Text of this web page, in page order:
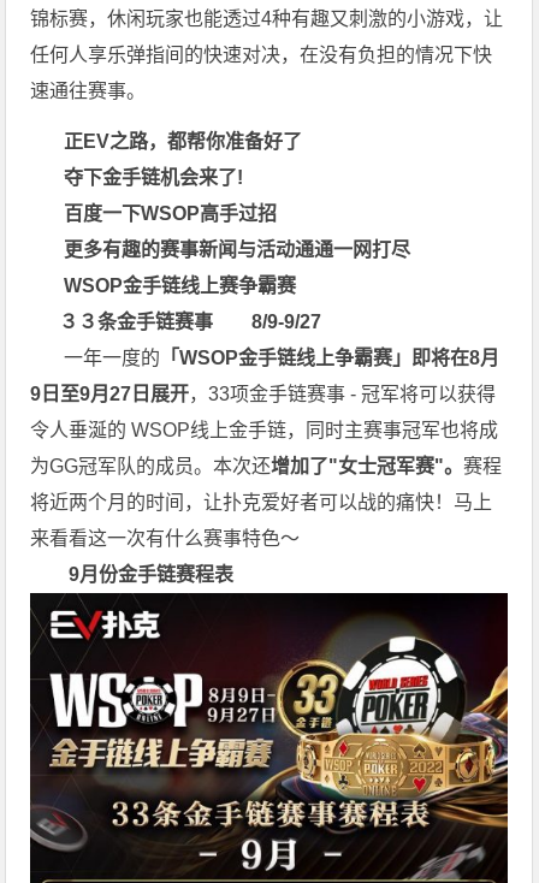
锦标赛，休闲玩家也能透过4种有趣又刺激的小游戏，让
任何人享乐弹指间的快速对决，在没有负担的情况下快
速通往赛事。
正EV之路，都帮你准备好了
夺下金手链机会来了!
百度一下WSOP高手过招
更多有趣的赛事新闻与活动通通一网打尽
WSOP金手链线上赛争霸赛
３３条金手链赛事 8/9-9/27
一年一度的 「WSOP金手链线上争霸赛」 即将在8月
9 日至9月27 日展开，33项金手链赛事 - 冠军将可以获得
令人垂涎的 WSOP线上金手链，同时主赛事冠军也将成
为GG冠军队的成员。本次还增加了"女士冠军赛"。赛程
将近两个月的时间，让扑克爱好者可以战的痛快！马上
来看看这一次有什么赛事特色～
9月份金手链赛程表